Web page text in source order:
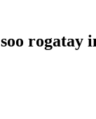
rogatay